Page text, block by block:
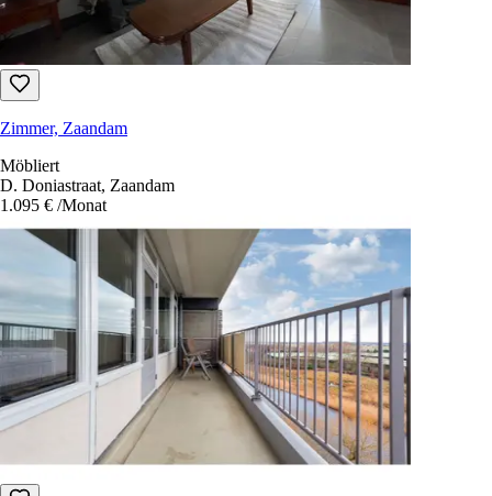
Zimmer, Zaandam
Möbliert
D. Doniastraat, Zaandam
1.095 € /Monat